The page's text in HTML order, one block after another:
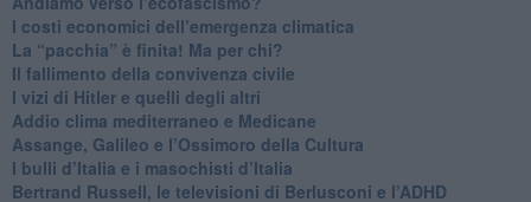
I costi economici dell’emergenza climatica
​La “pacchia” è finita! Ma per chi?
​Il fallimento della convivenza civile
​I vizi di Hitler e quelli degli altri
Addio clima mediterraneo e Medicane
​Assange, Galileo e l’Ossimoro della Cultura
​I bulli d’Italia e i masochisti d’Italia
​Bertrand Russell, le televisioni di Berlusconi e l’ADHD